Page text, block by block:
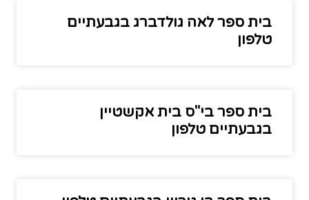
בית ספר לאה גולדברג בגבעתיים
טלפון
בית ספר בי"ס בית אקשטיין
בגבעתיים טלפון